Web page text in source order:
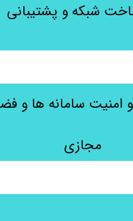
شبکه و پشتیبانی
سامانه ها و
مجازی